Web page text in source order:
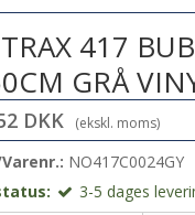
417
GRÅ
DKK (ekskl. moms)
NO417C0024GY
3-5 dages